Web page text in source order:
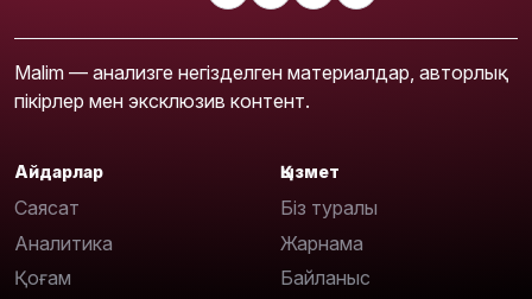
Malim — анализге негізделген материалдар, авторлық
пікірлер мен эксклюзив контент.
Айдарлар
Саясат
Аналитика
Қоғам
Қызмет
Біз туралы
Жарнама
Байланыс